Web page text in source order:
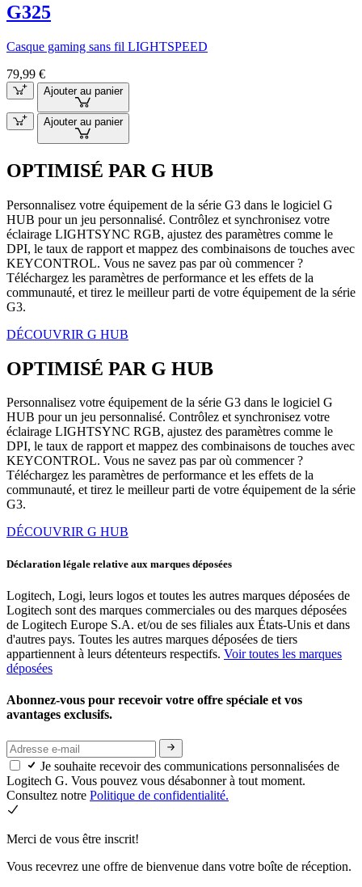
G325
Casque gaming sans fil LIGHTSPEED
79,99 €
Ajouter au panier
Ajouter au panier
OPTIMISÉ PAR G HUB
Personnalisez votre équipement de la série G3 dans le logiciel G
HUB pour un jeu personnalisé. Contrôlez et synchronisez votre
éclairage LIGHTSYNC RGB, ajustez des paramètres comme le
DPI, le taux de rapport et mappez des combinaisons de touches avec
KEYCONTROL. Vous ne savez pas par où commencer ?
Téléchargez les paramètres de performance et les effets de la
communauté, et tirez le meilleur parti de votre équipement de la série
G3.
DÉCOUVRIR G HUB
OPTIMISÉ PAR G HUB
Personnalisez votre équipement de la série G3 dans le logiciel G
HUB pour un jeu personnalisé. Contrôlez et synchronisez votre
éclairage LIGHTSYNC RGB, ajustez des paramètres comme le
DPI, le taux de rapport et mappez des combinaisons de touches avec
KEYCONTROL. Vous ne savez pas par où commencer ?
Téléchargez les paramètres de performance et les effets de la
communauté, et tirez le meilleur parti de votre équipement de la série
G3.
DÉCOUVRIR G HUB
Déclaration légale relative aux marques déposées
Logitech, Logi, leurs logos et toutes les autres marques déposées de
Logitech sont des marques commerciales ou des marques déposées
de Logitech Europe S.A. et/ou de ses filiales aux États-Unis et dans
d'autres pays. Toutes les autres marques déposées de tiers
appartiennent à leurs détenteurs respectifs. Voir toutes les marques
déposées
Abonnez-vous pour recevoir votre offre spéciale et vos
avantages exclusifs.
Je souhaite recevoir des communications personnalisées de
Logitech G. Vous pouvez vous désabonner à tout moment.
Consultez notre Politique de confidentialité.
Merci de vous être inscrit!
Vous recevrez une offre de bienvenue dans votre boîte de réception.